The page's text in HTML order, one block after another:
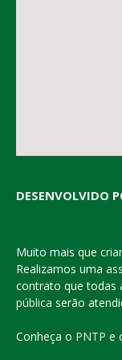
DESENVOLVIDO
Muito mais que
Realizamos uma
contrato que todas
pública serão
Conheça o PNTP e